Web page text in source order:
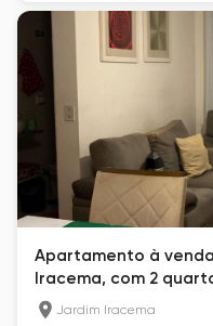
Apartamento à
Iracema, com 2
Jardim Iracema